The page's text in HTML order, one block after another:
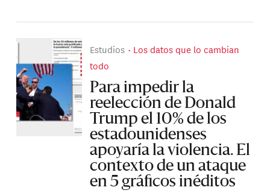
Estudios
Los datos que lo cambian
todo
Para impedir la
reelección de Donald
Trump el 10% de los
estadounidenses
apoyaría la violencia. El
contexto de un ataque
en 5 gráficos inéditos